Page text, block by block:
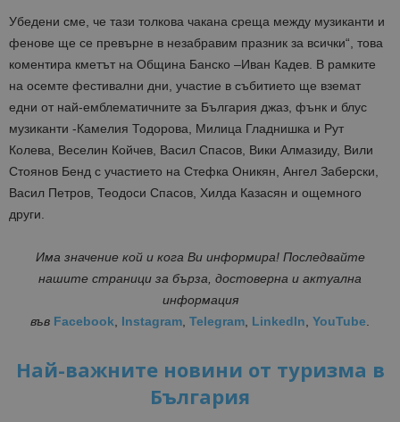
Убедени сме, че тази толкова чакана среща между музиканти и
фенове ще се превърне в незабравим празник за всички“, това
коментира кметът на Община Банско –Иван Кадев. В рамките
на осемте фестивални дни, участие в събитието ще вземат
едни от най-емблематичните за България джаз, фънк и блус
музиканти -Камелия Тодорова, Милица Гладнишка и Рут
Колева, Веселин Койчев, Васил Спасов, Вики Алмазиду, Вили
Стоянов Бенд с участието на Стефка Оникян, Ангел Заберски,
Васил Петров, Теодоси Спасов, Хилда Казасян и ощемного
други.
Има значение кой и кога Ви информира! Последвайте
нашите страници за бърза, достоверна и актуална
информация
във Facebook, Instagram, Telegram, LinkedIn, YouTube.
Най-важните новини от туризма в
България